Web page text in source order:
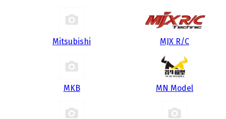
Mitsubishi MJX R/C
MKB MN Model